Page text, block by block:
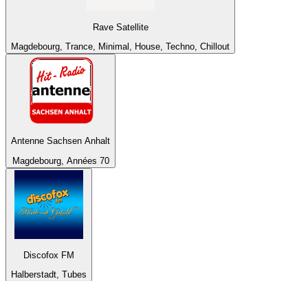
Rave Satellite
Magdebourg, Trance, Minimal, House, Techno, Chillout
Antenne Sachsen Anhalt
Magdebourg, Années 70
Discofox FM
Halberstadt, Tubes